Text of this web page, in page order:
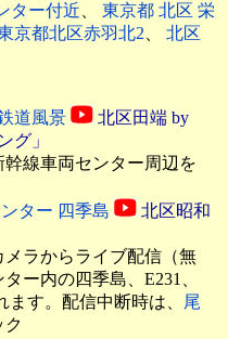
ター付近、 東京都 北区 栄
京都北区赤羽北2、 北区
道風景
北区田端 by
グ」
線車両センター周辺を
ター 四季島
北区昭和
ラからライブ配信（無
ー内の四季島、E231、
ます。配信中断時は、 尾
ク